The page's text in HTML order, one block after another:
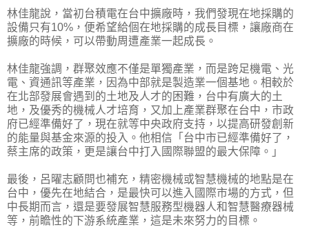
林佳龍說，當初台積電在台中擴廠時，我們發現在地採購的
設備只有10%，便希望給個在地採購的成長目標，讓廠商在
擴廠的時候，可以帶動周遭產業一起成長。
林佳龍強調，群聚效應不僅是單獨產業，而是跨足機電、光
電、資通訊等產業，因為中部就是製造業一個基地。相較於
在北部發展會遇到的土地及人才的困難，台中有廣大的土
地，及優秀的機械人才培育，又加上產業群聚在台中，市政
府已經準備好了，現在就等中央政府支持，以提高研發創新
的能量與基金來源的投入。他相信「台中市已經準備好了，
蔡主席的政策，更是讓台中打入國際聯盟的最大保障。」
最後，呂曜志顧問也補充，精密機械或智慧機械的地點是在
台中，優先在地結合，是最快可以進入國際市場的方式，但
中長期而言，還是要發展智慧服務型機器人和智慧醫療器械
等，前瞻性的下游系統產業，這是未來努力的目標。